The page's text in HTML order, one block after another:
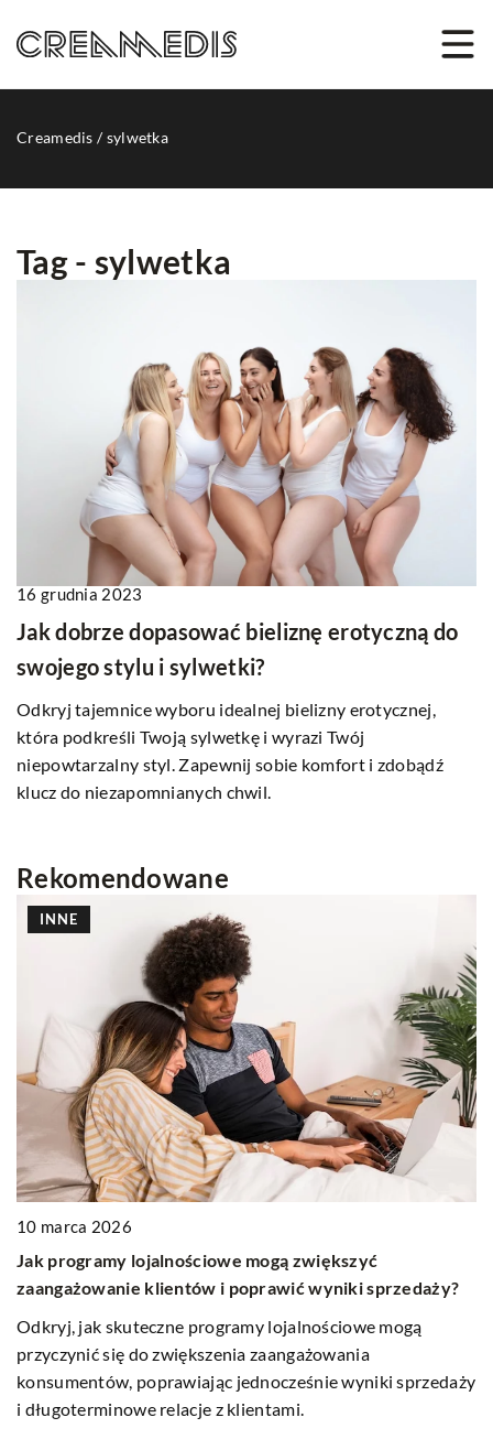
Creamedis /sylwetka
Tag - sylwetka
16 grudnia 2023
Jak dobrze dopasować bieliznę erotyczną do
swojego stylu i sylwetki?
Odkryj tajemnice wyboru idealnej bielizny erotycznej,
która podkreśli Twoją sylwetkę i wyrazi Twój
niepowtarzalny styl. Zapewnij sobie komfort i zdobądź
klucz do niezapomnianych chwil.
Rekomendowane
INNE
10 marca 2026
Jak programy lojalnościowe mogą zwiększyć
zaangażowanie klientów i poprawić wyniki sprzedaży?
Odkryj, jak skuteczne programy lojalnościowe mogą
przyczynić się do zwiększenia zaangażowania
konsumentów, poprawiając jednocześnie wyniki sprzedaży
i długoterminowe relacje z klientami.